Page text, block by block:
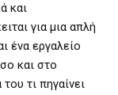
και
για μια απλή
ένα εργαλείο
και στο
τι πηγαίνει